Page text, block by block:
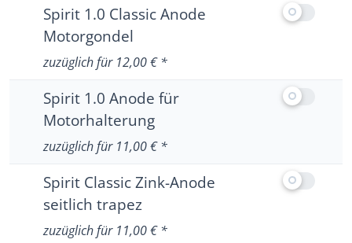
Keine weiteren Informationen zu Spirit 1.0
Spirit 1.0 Classic Anode
Motorgondel
zuzüglich für 12,00 € *
Keine weiteren Informationen zu Spirit 1.0
Spirit 1.0 Anode für
Motorhalterung
zuzüglich für 11,00 € *
Keine weiteren Informationen zu Spirit
Spirit Classic Zink-Anode
seitlich trapez
zuzüglich für 11,00 € *